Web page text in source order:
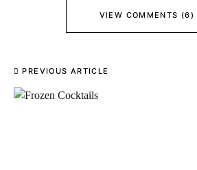
VIEW COMMENTS (6)
PREVIOUS ARTICLE